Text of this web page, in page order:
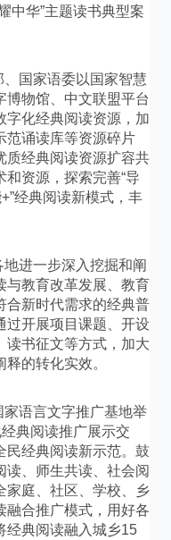
中华”主题读书典型案
国家语委以国家智慧
博物馆、中文联盟平台
字化经典阅读资源，加
范诵读库等资源碎片
质经典阅读资源扩容共
资源，探索完善“导
经典阅读新模式，丰
进一步深入挖掘和阐
与教育改革发展、教育
合新时代需求的经典普
过开展项目课题、开设
读书征文等方式，加大
的转化实效。
语言文字推广基地举
典阅读推广展示交
民经典阅读新示范。鼓
读、师生共读、社会阅
家庭、社区、学校、乡
融合推广模式，用好各
经典阅读融入城乡15